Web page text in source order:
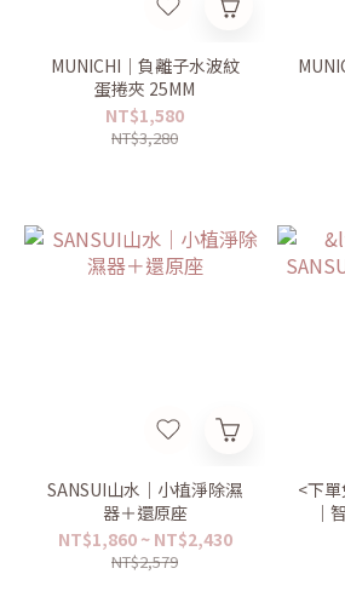
MUNICHI｜負離子水波紋
蛋捲夾 25MM
NT$1,580
NT$3,280
SANSUI山水｜小植淨除濕
器＋還原座
NT$1,860 ~ NT$2,430
NT$2,579
<下
｜